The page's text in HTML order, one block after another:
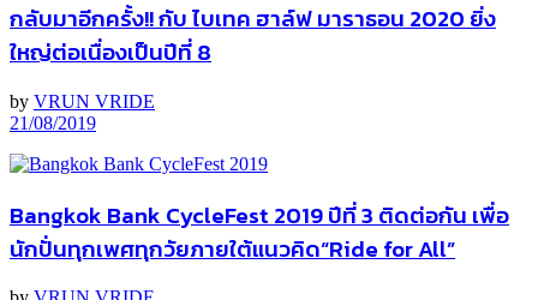
กลับมาอีกครั้ง!! กับ ไบเทค ฮาล์ฟ มาราธอน 2020 ยิ่ง
ใหญ่ต่อเนื่องเป็นปีที่ 8
by VRUN VRIDE
21/08/2019
Bangkok Bank CycleFest 2019 ปีที่ 3 ติดต่อกัน เพื่อ
นักปั่นทุกเพศทุกวัยภายใต้แนวคิด“Ride for All”